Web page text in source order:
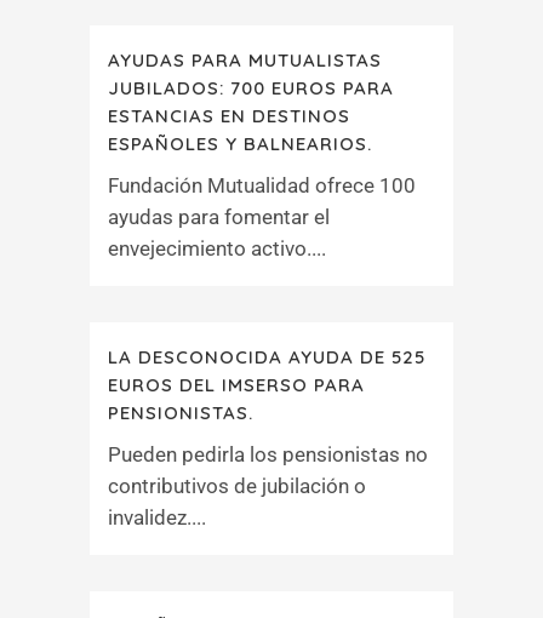
AYUDAS PARA MUTUALISTAS
JUBILADOS: 700 EUROS PARA
ESTANCIAS EN DESTINOS
ESPAÑOLES Y BALNEARIOS.
Fundación Mutualidad ofrece 100
ayudas para fomentar el
envejecimiento activo....
LA DESCONOCIDA AYUDA DE 525
EUROS DEL IMSERSO PARA
PENSIONISTAS.
Pueden pedirla los pensionistas no
contributivos de jubilación o
invalidez....